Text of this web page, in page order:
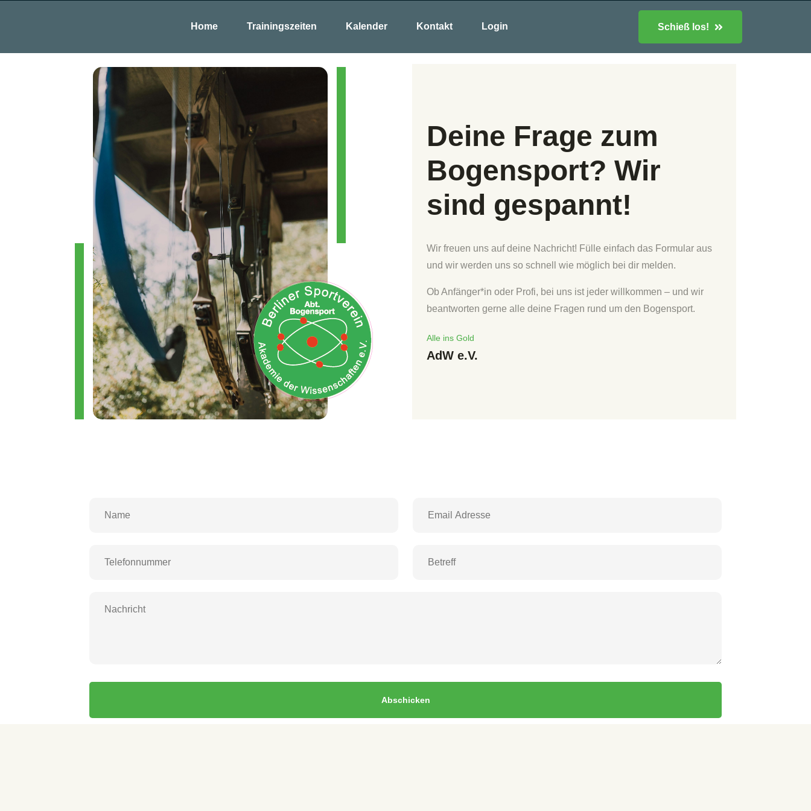
Home Trainingszeiten Kalender Kontakt Login Schieß los!
Deine Frage zum
Bogensport? Wir
sind gespannt!
Wir freuen uns auf deine Nachricht! Fülle einfach das Formular aus
und wir werden uns so schnell wie möglich bei dir melden.
Ob Anfänger*in oder Profi, bei uns ist jeder willkommen – und wir
beantworten gerne alle deine Fragen rund um den Bogensport.
Alle ins Gold
AdW e.V.